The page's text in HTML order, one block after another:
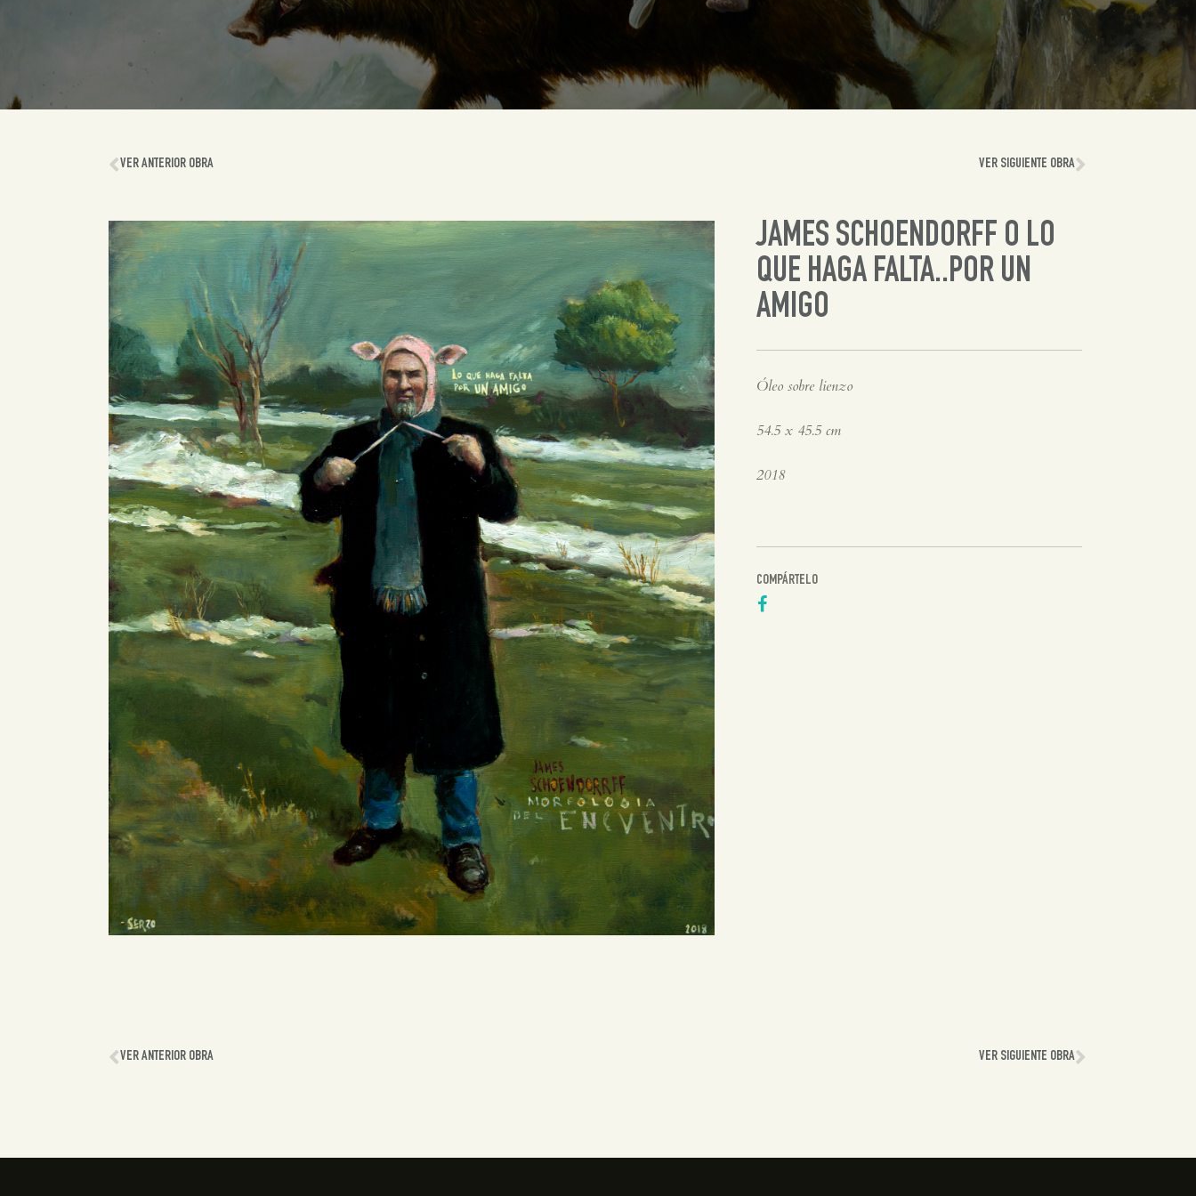
VER ANTERIOR OBRA VER SIGUIENTE OBRA
JAMES SCHOENDORFF O LO
QUE HAGA FALTA..POR UN
AMIGO
Óleo sobre lienzo
54.5 x 45.5 cm
2018
COMPÁRTELO
VER ANTERIOR OBRA VER SIGUIENTE OBRA